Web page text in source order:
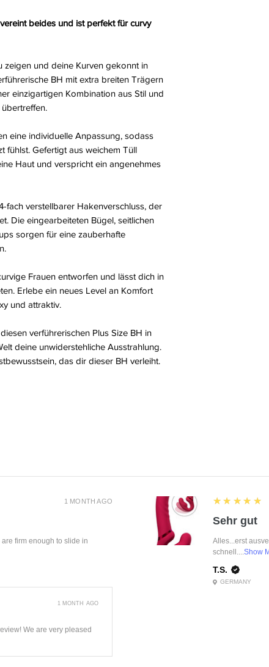
beides und ist perfekt für curvy
zeigen und deine Kurven gekonnt in
BH mit extra breiten Trägern
einzigartigen Kombination aus Stil und
eine individuelle Anpassung, sodass
fühlst. Gefertigt aus weichem Tüll
Haut und verspricht ein angenehmes
fach verstellbarer Hakenverschluss, der
Die eingearbeiteten Bügel, seitlichen
sorgen für eine zauberhafte
Frauen entworfen und lässt dich in
Erlebe ein neues Level an Komfort
und attraktiv.
verführerischen Plus Size BH in
deine unwiderstehliche Ausstrahlung.
das dir dieser BH verleiht.
1 MONTH AGO
firm enough to slide in
We are very pleased
1 MONTH AGO
5
★★★★★
Sehr gut
Alles...erst
schnell....Show
T.S.
GERMANY